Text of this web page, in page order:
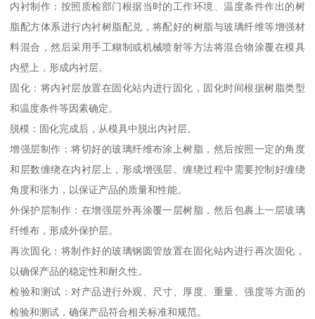
内衬制作：按照质检部门根据当时的工作环境、温度条件作出的树
脂配方体系进行内衬树脂配兑，将配好的树脂与玻璃纤维等增强材
料混合，然后采用手工糊制或机械喷射等方法将混合物涂覆在模具
内壁上，形成内衬层。
固化：将内衬层放置在固化站内进行固化，固化时间根据树脂类型
和温度条件等因素确定。
脱模：固化完成后，从模具中脱出内衬层。
增强层制作：将切好的玻璃纤维布涂上树脂，然后按照一定的角度
和层数缠绕在内衬层上，形成增强层。缠绕过程中需要控制好缠绕
角度和张力，以保证产品的质量和性能。
外保护层制作：在增强层外再涂覆一层树脂，然后包裹上一层玻璃
纤维布，形成外保护层。
再次固化：将制作好的玻璃钢圆管放置在固化站内进行再次固化，
以确保产品的稳定性和耐久性。
检验和测试：对产品进行外观、尺寸、厚度、重量、强度等方面的
检验和测试，确保产品符合相关标准和规范。